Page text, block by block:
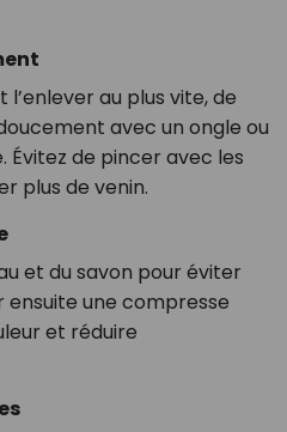
l’enlever au plus vite, de
avec un ongle ou
Évitez de pincer avec les
plus de venin.
et du savon pour éviter
une compresse
et réduire